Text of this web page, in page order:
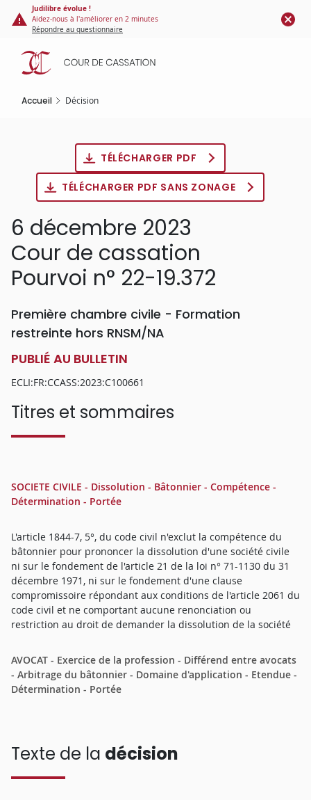
Panneau de gestion des cookies
contenu
principal
Judilibre évolue !
Aidez-nous à l'améliorer en 2 minutes
Répondre au questionnaire
Accueil Décision
TÉLÉCHARGER PDF
TÉLÉCHARGER PDF SANS ZONAGE
6 décembre 2023
Cour de cassation
Pourvoi n° 22-19.372
Première chambre civile - Formation
restreinte hors RNSM/NA
PUBLIÉ AU BULLETIN
ECLI:FR:CCASS:2023:C100661
Titres et sommaires
SOCIETE CIVILE - Dissolution - Bâtonnier - Compétence -
Détermination - Portée
L'article 1844-7, 5°, du code civil n'exclut la compétence du
bâtonnier pour prononcer la dissolution d'une société civile
ni sur le fondement de l'article 21 de la loi n° 71-1130 du 31
décembre 1971, ni sur le fondement d'une clause
compromissoire répondant aux conditions de l'article 2061 du
code civil et ne comportant aucune renonciation ou
restriction au droit de demander la dissolution de la société
AVOCAT - Exercice de la profession - Différend entre avocats
- Arbitrage du bâtonnier - Domaine d'application - Etendue -
Détermination - Portée
Texte de la décision